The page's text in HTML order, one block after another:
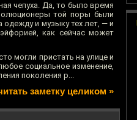
чепуха. Да, то было время
той поры были
и музыку тех лет, — и
как сейчас может
могли пристать на улице и
социальное изменение,
поколения р...
заметку целиком »